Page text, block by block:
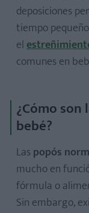
1. Popó negra o
2. Popó de
5. Popó café y
6. Popó blanca o
7. Popó con
8. Popó con
9. Popó gris en
deposiciones
tiempo
el
comunes en
¿Cómo
bebé?
Las popós
mucho en
fórmula o
Sin embargo,